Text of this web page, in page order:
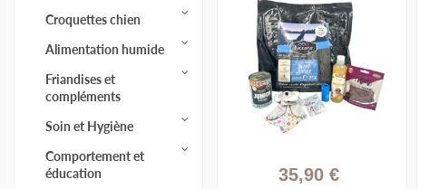
35,90 €
Croquettes chien
Alimentation humide
Friandises et
compléments
Soin et Hygiène
Comportement et
éducation